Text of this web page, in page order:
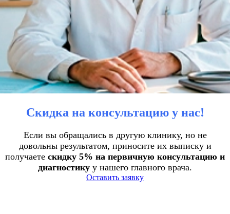
Скидка на консультацию у нас!
Если вы обращались в другую клинику, но не
довольны результатом, приносите их выписку и
получаете скидку 5% на первичную консультацию и
диагностику у нашего главного врача.
Оставить заявку